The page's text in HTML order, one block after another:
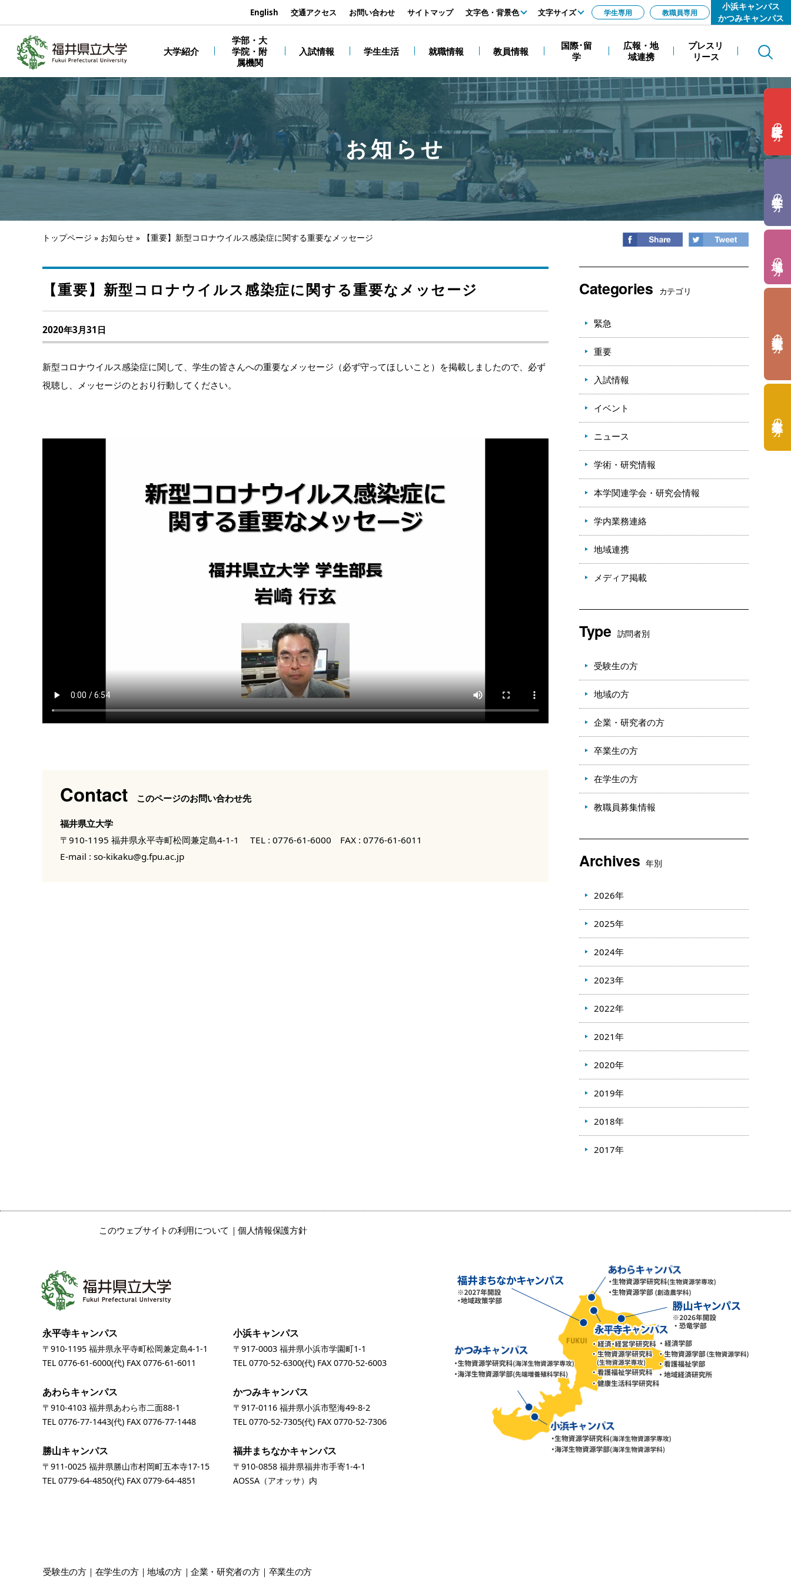
Search
大学紹介
学部・大
学院・附
属機関
入試情報 学生生活 就職情報 教員情報
国際･留
学
広報・地
域連携
プレスリ
リース
小浜キャンパス
かつみキャンパス
の方
の方
の方
の方
の方
English 交通アクセス お問い合わせ サイトマップ 文字色・背景色
黒
文字サイズ
拡大
学生専用 教職員専用
お知らせ
トップページ » お知らせ » 【重要】新型コロナウイルス感染症に関する重要なメッセージ
【重要】新型コロナウイルス感染症に関する重要なメッセージ
2020年3月31日
新型コロナウイルス感染症に関して、学生の皆さんへの重要なメッセージ（必ず守ってほしいこと）を掲載しましたので、必ず
視聴し、メッセージのとおり行動してください。
Contact このページのお問い合わせ先
福井県立大学
〒910-1195 福井県永平寺町松岡兼定島4-1-1
TEL : 0776-61-6000 FAX : 0776-61-6011
E-mail : so-kikaku@g.fpu.ac.jp
Categories カテゴリ
緊急
重要
入試情報
イベント
ニュース
学術・研究情報
本学関連学会・研究会情報
学内業務連絡
地域連携
メディア掲載
Type 訪問者別
受験生の方
地域の方
企業・研究者の方
卒業生の方
在学生の方
教職員募集情報
Archives 年別
2026年
2025年
2024年
2023年
2022年
2021年
2020年
2019年
2018年
2017年
このウェブサイトの利用について 個人情報保護方針
永平寺キャンパス
〒910-1195 福井県永平寺町松岡兼定島4-1-1
TEL0776-61-6000(代) FAX 0776-61-6011
小浜キャンパス
〒917-0003 福井県小浜市学園町1-1
TEL0770-52-6300(代) FAX 0770-52-6003
あわらキャンパス
〒910-4103 福井県あわら市二面88-1
TEL0776-77-1443(代) FAX 0776-77-1448
かつみキャンパス
〒917-0116 福井県小浜市堅海49-8-2
TEL0770-52-7305(代) FAX 0770-52-7306
勝山キャンパス
〒911-0025 福井県勝山市村岡町五本寺17-15
TEL0779-64-4850(代) FAX 0779-64-4851
福井まちなかキャンパス
〒910-0858 福井県福井市手寄1-4-1
AOSSA（アオッサ）内
受験生の方 在学生の方 地域の方 企業・研究者の方 卒業生の方